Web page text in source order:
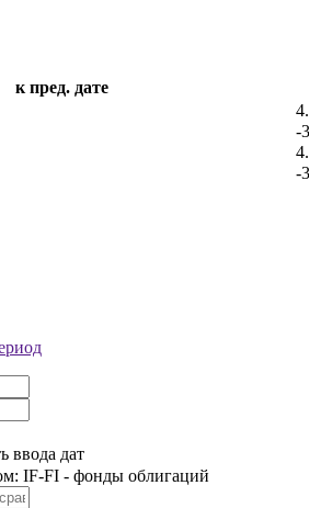
к пред. дате
-
-
ввода дат
IF-FI - фонды облигаций